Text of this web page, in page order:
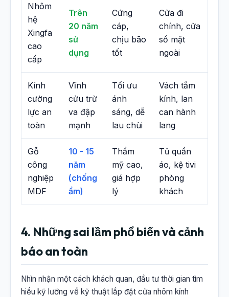
Nhôm
hệ
Xingfa
cao
cấp
Trên
20 năm
sử
dụng
Cứng
cáp,
chịu bão
tốt
Cửa đi
chính, cửa
sổ mặt
ngoài
Kính
cường
lực an
toàn
Vĩnh
cửu trừ
va đập
mạnh
Tối ưu
ánh
sáng, dễ
lau chùi
Vách tắm
kính, lan
can hành
lang
Gỗ
công
nghiệp
MDF
10 - 15
năm
(chống
ẩm)
Thẩm
mỹ cao,
giá hợp
lý
Tủ quần
áo, kệ tivi
phòng
khách
4. Những sai lầm phổ biến và cảnh
báo an toàn
Nhìn nhận một cách khách quan, đầu tư thời gian tìm
hiểu kỹ lưỡng về kỹ thuật lắp đặt cửa nhôm kính